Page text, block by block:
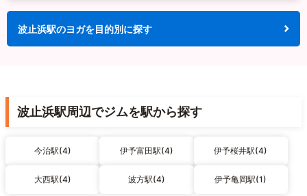
波止浜駅のヨガを目的別に探す
波止浜駅周辺でジムを駅から探す
今治駅(4) 伊予富田駅(4) 伊予桜井駅(4)
大西駅(4) 波方駅(4) 伊予亀岡駅(1)